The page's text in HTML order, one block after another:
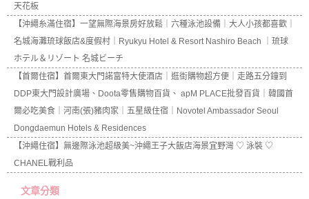
天花板
【沖繩糸滿住宿】一望無際海景房好放鬆｜六種泳池設備｜大人小孩都喜歡｜
名城海灘琉球飯店&度假村｜Ryukyu Hotel & Resort Nashiro Beach ｜琉球
ホテル＆リゾート 名城ビーチ
【首爾住宿】首爾東大門諾富特大使酒店｜逛街購物超方便｜走路五分鐘到
DDP東大門設計廣場、Doota零售購物百貨、 apM PLACE批發百貨｜韓國首
爾必吃美食｜河南(張)豬肉家｜五星級住宿｜Novotel Ambassador Seoul
Dongdaemun Hotels & Residences
【沖繩住宿】無邊際泳池超級美~沖繩王子大飯店海景宜野灣 ♡ 泳裝 ♡
CHANEL戰利品
文章分類